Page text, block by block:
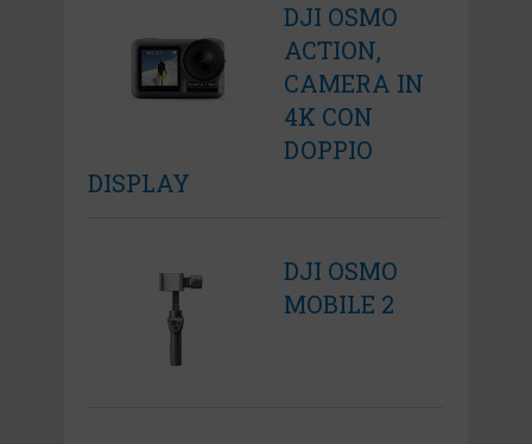
DJI OSMO
ACTION,
CAMERA IN
4K CON
DOPPIO
DISPLAY
DJI OSMO
MOBILE 2